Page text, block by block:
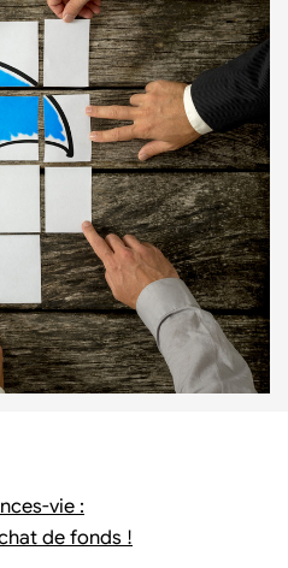
vie :
de fonds !